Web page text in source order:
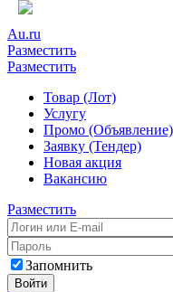
Au.ru
Разместить
Разместить
Товар (Лот)
Услугу
Промо (Объявление)
Заявку (Тендер)
Новая акция
Вакансию
Разместить
Запомнить
Войти